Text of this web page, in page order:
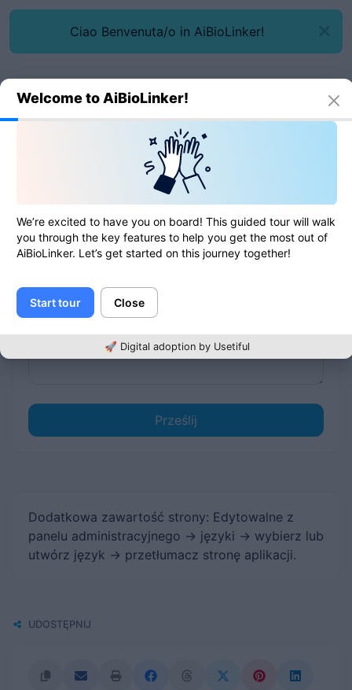
Ciao Benvenuta/o in AiBioLinker!
Generator MD5
Generator MD5
Prześlij
Dodatkowa zawartość strony: Edytowalne z
panelu administracyjnego -> języki -> wybierz lub
utwórz język -> przetłumacz stronę aplikacji.
UDOSTĘPNIJ
Welcome to AiBioLinker!
We’re excited to have you on board! This guided tour will walk
you through the key features to help you get the most out of
AiBioLinker. Let’s get started on this journey together!
Start tour Close
🚀 Digital adoption by Usetiful